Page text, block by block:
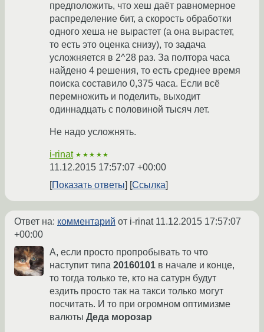
предположить, что хеш даёт равномерное
распределение бит, а скорость обработки
одного хеша не вырастет (а она вырастет,
то есть это оценка снизу), то задача
усложняется в 2^28 раз. За полтора часа
найдено 4 решения, то есть среднее время
поиска составило 0,375 часа. Если всё
перемножить и поделить, выходит
одиннадцать с половиной тысяч лет.
Не надо усложнять.
i-rinat ★★★★★
11.12.2015 17:57:07 +00:00
Показать ответы
Ссылка
Ответ на: комментарий от i-rinat 11.12.2015 17:57:07
+00:00
А, если просто пропробывать то что
наступит типа 20160101 в начале и конце,
то тогда только те, кто на сатурн будут
ездить просто так на такси только могут
посчитать. И то при огромном оптимизме
валюты Деда морозаp